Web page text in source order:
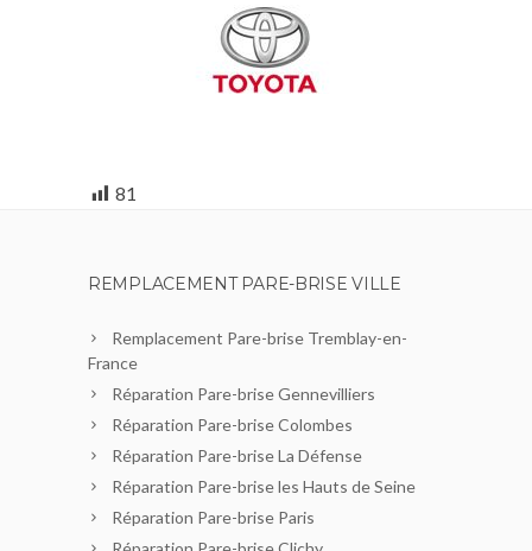
81
REMPLACEMENT PARE-BRISE VILLE
Remplacement Pare-brise Tremblay-en-
France
Réparation Pare-brise Gennevilliers
Réparation Pare-brise Colombes
Réparation Pare-brise La Défense
Réparation Pare-brise les Hauts de Seine
Réparation Pare-brise Paris